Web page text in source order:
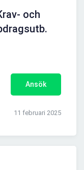
och
Ansök
11 februari 2025